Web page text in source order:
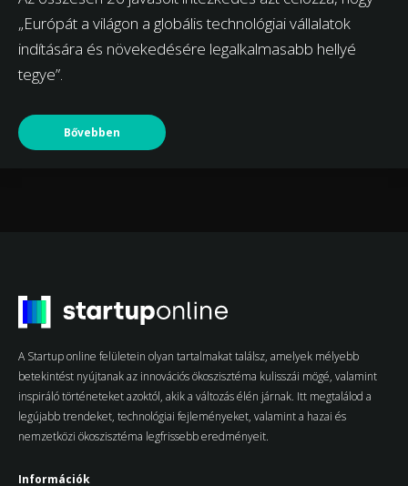
„Európát a világon a globális technológiai vállalatok
indítására és növekedésére legalkalmasabb hellyé
tegye”.
Bővebben
A Startup online felületein olyan tartalmakat találsz, amelyek mélyebb
betekintést nyújtanak az innovációs ökoszisztéma kulisszái mögé, valamint
inspiráló történeteket azoktól, akik a változás élén járnak. Itt megtalálod a
legújabb trendeket, technológiai fejleményeket, valamint a hazai és
nemzetközi ökoszisztéma legfrissebb eredményeit.
Információk